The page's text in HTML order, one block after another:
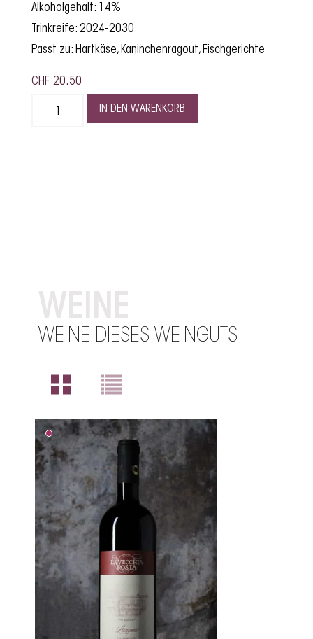
Alkoholgehalt: 14%
Trinkreife: 2024-2030
Passt zu: Hartkäse, Kaninchenragout, Fischgerichte
CHF 20.50
IN DEN WARENKORB
WEINE
WEINE DIESES WEINGUTS